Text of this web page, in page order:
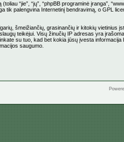
“jie”, “jų”, “phpBB programinė įranga”,
tik palengvina Internetinį bendravimą, o GPL
šmeižiančių, grasinančių ir kitokių vietinius
teikėjui. Visų žinučių IP adresas yra
su tuo, kad bet kokia jūsų įvesta
saugumo.